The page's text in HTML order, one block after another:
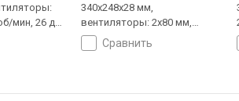
мин, 26 дБ,
мм
340x248x28 мм,
вентиляторы: 2x80 мм,
1500 об/мин, 11 дБ,
подсветка
сравнить